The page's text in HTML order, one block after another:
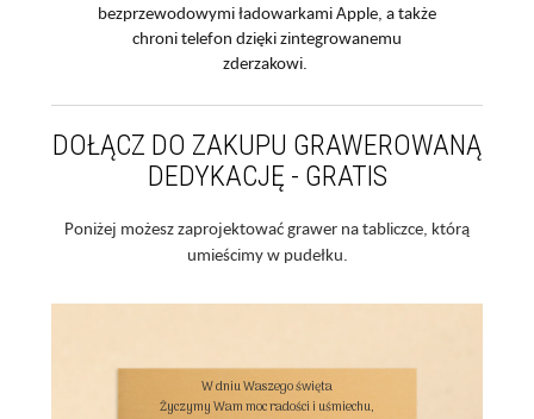
bezprzewodowymi ładowarkami Apple, a także
chroni telefon dzięki zintegrowanemu
zderzakowi.
DOŁĄCZ DO ZAKUPU GRAWEROWANĄ
DEDYKACJĘ - GRATIS
Poniżej możesz zaprojektować grawer na tabliczce, którą
umieścimy w pudełku.
W dniu Waszego święta
Życzymy Wam moc radości i uśmiechu,